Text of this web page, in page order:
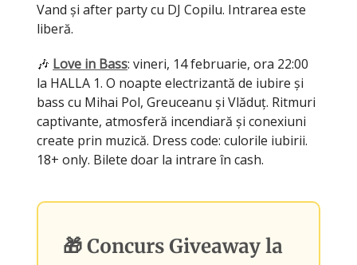
Vand și after party cu DJ Copilu. Intrarea este
liberă.
🎶 Love in Bass: vineri, 14 februarie, ora 22:00
la HALLA 1. O noapte electrizantă de iubire și
bass cu Mihai Pol, Greuceanu și Vlăduț. Ritmuri
captivante, atmosferă incendiară și conexiuni
create prin muzică. Dress code: culorile iubirii.
18+ only. Bilete doar la intrare în cash.
🎁 Concurs Giveaway la